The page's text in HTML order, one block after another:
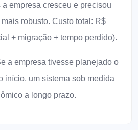
empresa cresceu e precisou
robusto. Custo total: R$
+ migração + tempo perdido).
a empresa tivesse planejado o
início, um sistema sob medida
a longo prazo.